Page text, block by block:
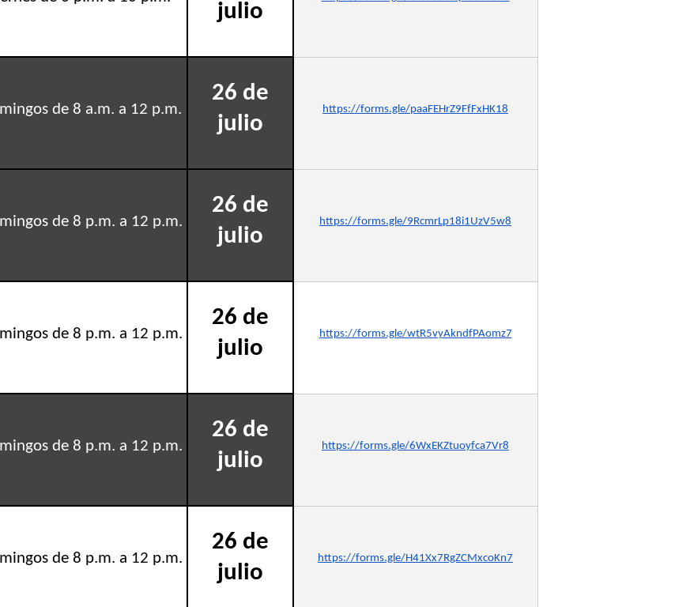
julio
de 8 a.m. a 12 p.m.
26 de
julio
https://forms.gle/paaFEHrZ9FfFxHK18
de 8 p.m. a 12 p.m.
26 de
julio
https://forms.gle/9RcmrLp18i1UzV5w8
de 8 p.m. a 12 p.m.
26 de
julio
https://forms.gle/wtR5vyAkndfPAomz7
de 8 p.m. a 12 p.m.
26 de
julio
https://forms.gle/6WxEKZtuoyfca7Vr8
de 8 p.m. a 12 p.m.
26 de
julio
https://forms.gle/H41Xx7RgZCMxcoKn7